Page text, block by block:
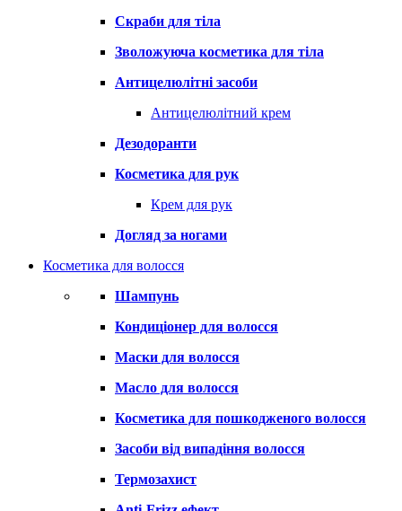
Скраби для тіла
Зволожуюча косметика для тіла
Антицелюлітні засоби
Антицелюлітний крем
Дезодоранти
Косметика для рук
Крем для рук
Догляд за ногами
Косметика для волосся
Шампунь
Кондиціонер для волосся
Маски для волосся
Масло для волосся
Косметика для пошкодженого волосся
Засоби від випадіння волосся
Термозахист